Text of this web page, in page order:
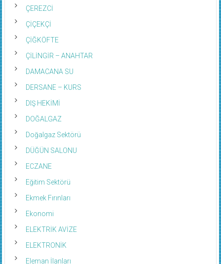
ÇEREZCİ
ÇİÇEKÇİ
ÇİĞKÖFTE
ÇİLİNGİR – ANAHTAR
DAMACANA SU
DERSANE – KURS
DIŞ HEKİMİ
DOĞALGAZ
Doğalgaz Sektörü
DÜĞÜN SALONU
ECZANE
Eğitim Sektörü
Ekmek Fırınları
Ekonomi
ELEKTRİK AVİZE
ELEKTRONİK
Eleman İlanları